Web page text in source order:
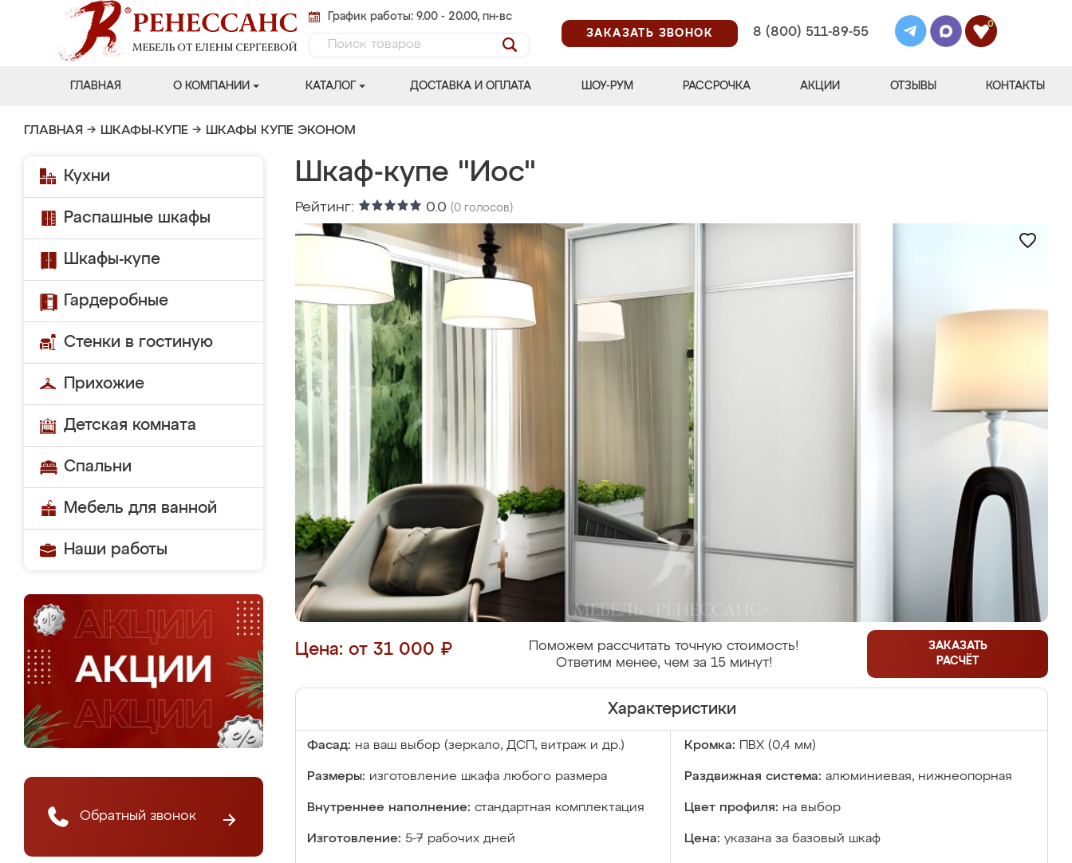
График работы: 9.00 - 20.00, пн-вс
ЗАКАЗАТЬ ЗВОНОК
8 (800) 511-89-55
0
ГЛАВНАЯ О КОМПАНИИ КАТАЛОГ ДОСТАВКА И ОПЛАТА ШОУ-РУМ РАССРОЧКА АКЦИИ ОТЗЫВЫ КОНТАКТЫ
ГЛАВНАЯ → ШКАФЫ-КУПЕ → ШКАФЫ КУПЕ ЭКОНОМ
Кухни
Распашные шкафы
Шкафы-купе
Гардеробные
Стенки в гостиную
Прихожие
Детская комната
Спальни
Мебель для ванной
Наши работы
Обратный звонок
Шкаф-купе "Иос"
Рейтинг: 0.0 (0 голосов)
Цена: от 31 000 ₽
Поможем рассчитать точную стоимость!
Ответим менее, чем за 15 минут!
ЗАКАЗАТЬ
РАСЧЁТ
Характеристики
Фасад: на ваш выбор (зеркало, ДСП, витраж и др.) Кромка: ПВХ (0,4 мм)
Размеры: изготовление шкафа любого размера Раздвижная система: алюминиевая, нижнеопорная
Внутреннее наполнение: стандартная комплектация Цвет профиля: на выбор
Изготовление: 5-7 рабочих дней Цена: указана за базовый шкаф